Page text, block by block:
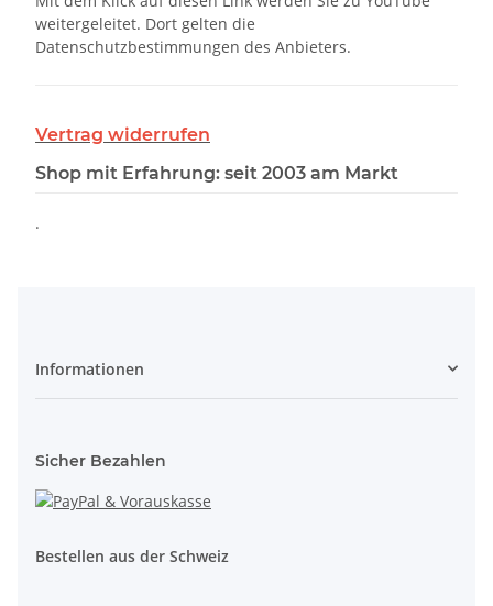
weitergeleitet. Dort gelten die
Datenschutzbestimmungen des Anbieters.
Vertrag widerrufen
Shop mit Erfahrung: seit 2003 am Markt
.
Informationen
Sicher Bezahlen
Bestellen aus der Schweiz